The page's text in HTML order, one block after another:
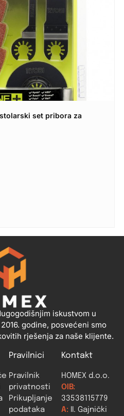
set pribora za
iskustvom u
godine, posvećeni smo
rješenja za naše klijente.
Pravilnici
Pravilnik
privatnosti
Prikupljanje
podataka
Kontakt
HOMEX d.o.o.
OIB:
33538115779
A: II. Gajnički